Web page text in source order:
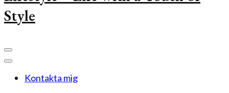
Style
Kontakta mig